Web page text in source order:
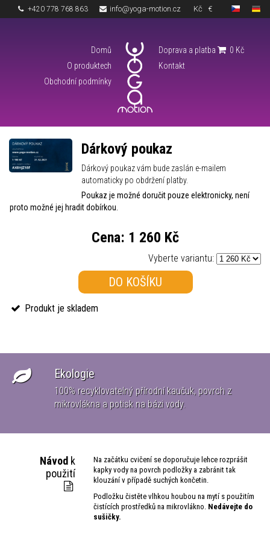
+420 778 768 863 info@yoga-motion.cz Kč €
Domů
O produktech
Obchodní podmínky
Doprava a platba
Kontakt
0 Kč
Dárkový poukaz
Dárkový poukaz vám bude zaslán e-mailem
automaticky po obdržení platby.
Poukaz je možné doručit pouze elektronicky, není
proto možné jej hradit dobírkou.
Cena: 1 260 Kč
Vyberte variantu:
DO KOŠÍKU
Produkt je skladem
Ekologie
100% recyklovatelný přírodní kaučuk, povrch z
mikrovlákna a potisk na bázi vody.
Návod k
použití
Na začátku cvičení se doporučuje lehce rozprášit
kapky vody na povrch podložky a zabránit tak
klouzání v případě suchých končetin.
Podložku čistěte vlhkou houbou na mytí s použitím
čistících prostředků na mikrovlákno. Nedávejte do
sušičky.